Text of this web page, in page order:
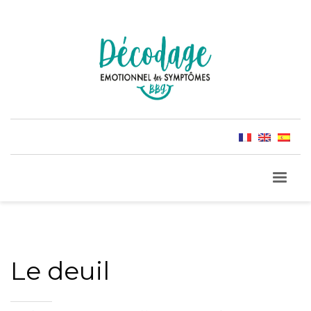
Le deuil